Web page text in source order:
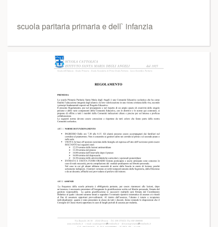
scuola paritaria primaria e dell` infanzia